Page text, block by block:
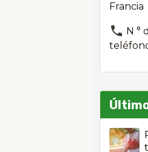
Francia
N °